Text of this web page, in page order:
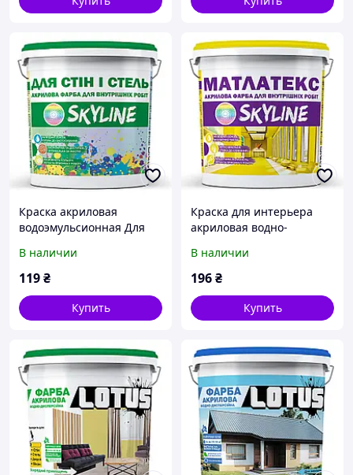
Краска акриловая
водоэмульсионная Для
1.4 кг от Mirasvid
В наличии
119₴
Купить
Краска для интерьера
акриловая водно-
Матлатекс SkyLine 1.4 кг
от Mirasvid
В наличии
196₴
Купить